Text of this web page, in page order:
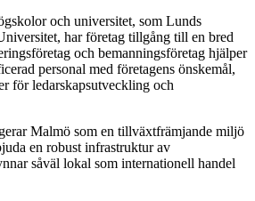
och universitet, som Lunds
har företag tillgång till en bred
och bemanningsföretag hjälper
personal med företagens önskemål,
för ledarskapsutveckling och
Malmö som en tillväxtfrämjande miljö
en robust infrastruktur av
såväl lokal som internationell handel